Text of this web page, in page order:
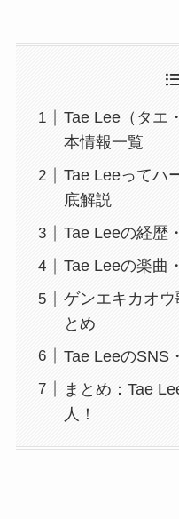
Tae Lee（タエ
本情報一覧
Tae Leeってハ
底解説
Tae Leeの経歴
Tae Leeの楽曲
ゲンエキカオウ
とめ
Tae LeeのSNS
まとめ：Tae
人！